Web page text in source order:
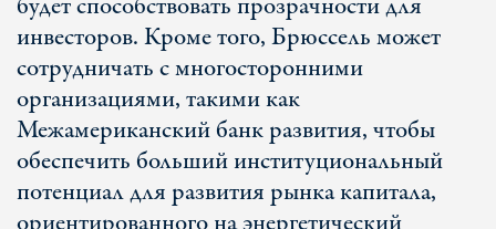
инвесторов. Кроме того, Брюссель может
сотрудничать с многосторонними
организациями, такими как
Межамериканский банк развития, чтобы
обеспечить больший институциональный
потенциал для развития рынка капитала,